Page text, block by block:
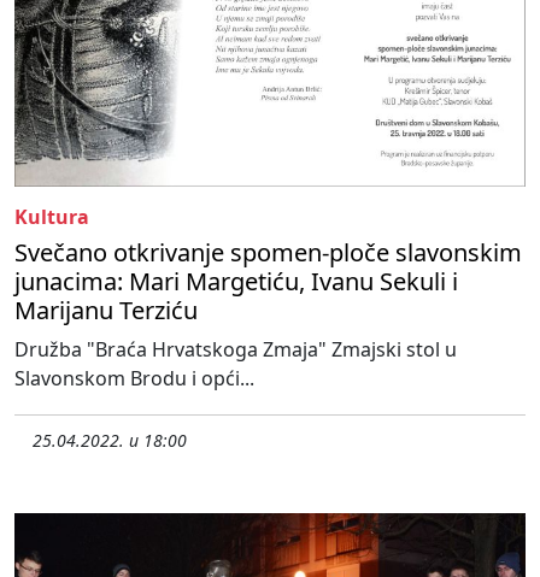
Kultura
Svečano otkrivanje spomen-ploče slavonskim
junacima: Mari Margetiću, Ivanu Sekuli i
Marijanu Terziću
Družba "Braća Hrvatskoga Zmaja" Zmajski stol u
Slavonskom Brodu i opći...
25.04.2022. u 18:00